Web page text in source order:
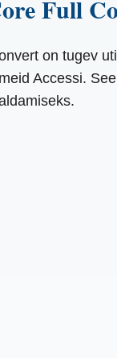
Full
on tugev
Accessi.